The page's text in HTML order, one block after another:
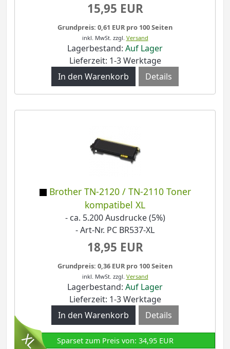
15,95 EUR
Grundpreis: 0,61 EUR pro 100 Seiten
inkl. MwSt. zzgl. Versand
Lagerbestand: Auf Lager
Lieferzeit: 1-3 Werktage
Details
Brother TN-2120 / TN-2110 Toner
kompatibel XL
- ca. 5.200 Ausdrucke (5%)
- Art-Nr. PC BR537-XL
18,95 EUR
Grundpreis: 0,36 EUR pro 100 Seiten
inkl. MwSt. zzgl. Versand
Lagerbestand: Auf Lager
Lieferzeit: 1-3 Werktage
Details
Sparset zum Preis von: 34,95 EUR